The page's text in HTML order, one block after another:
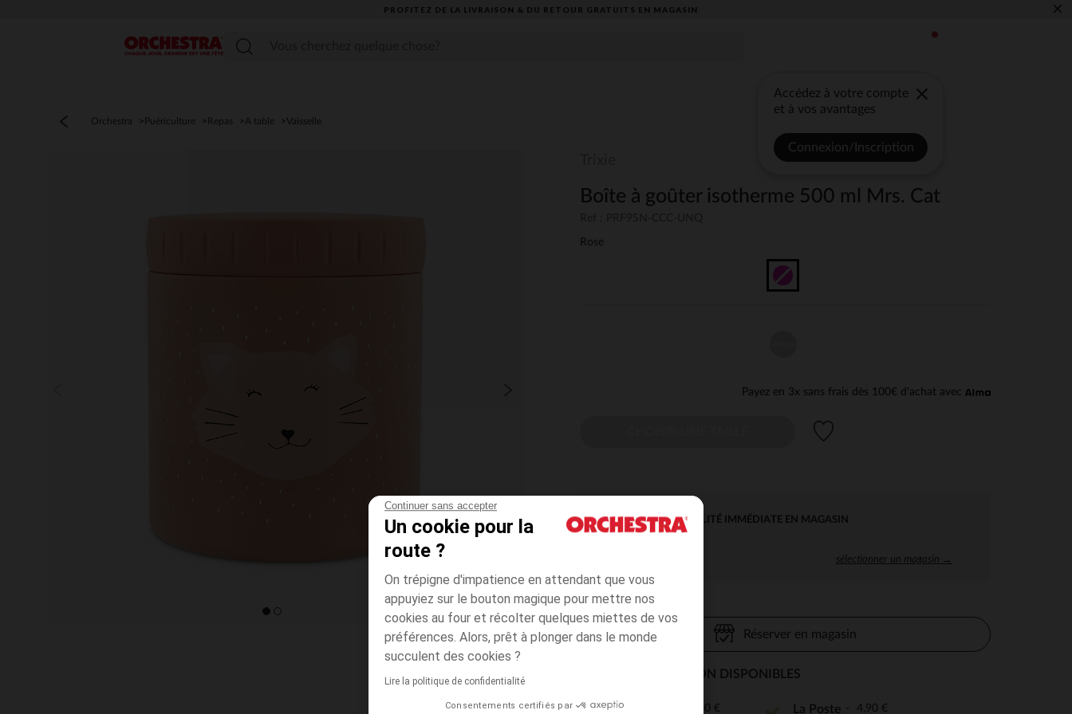
Continuer sans accepter
Un cookie pour la
route ?
On trépigne d'impatience en attendant que vous
appuyiez sur le bouton magique pour mettre nos
cookies au four et récolter quelques miettes de vos
préférences. Alors, prêt à plonger dans le monde
succulent des cookies ?
Lire la politique de confidentialité
Consentements certifiés par
PROFITEZ DE LA LIVRAISON & DU RETOUR GRATUITS EN MAGASIN​ ×
Menu
Accédez à votre compte
et à vos avantages
Connexion/Inscription
Orchestra Puériculture Repas A table Vaisselle
Boîte à goûter isotherme 500 ml Mrs. Cat
Rose
Payez en 3x sans frais dès 100€ d'achat avec
DISPONIBILITÉ IMMÉDIATE EN MAGASIN
sélectionner un magasin →
Réserver en magasin
MODES DE LIVRAISON DISPONIBLES
Point Relais 4,90 € La Poste 4,90 €